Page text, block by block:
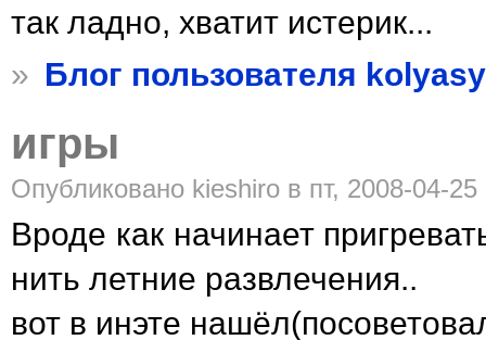
так ладно, хватит истерик...
» Блог пользователя
игры
Опубликовано kieshiro в пт, 2008-04-25
Вроде как начинает
нить летние развлечения..
вот в инэте